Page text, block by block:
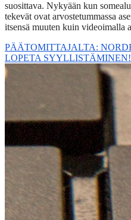
suosittava. Nykyään kun
tekevät ovat arvostetummassa
itsensä muuten kuin videoimalla
PÄÄTOMITTAJALTA:
LOPETA